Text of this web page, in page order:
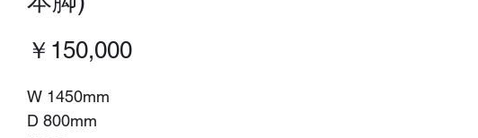
￥150,000価
W 1450mm
D 800mm